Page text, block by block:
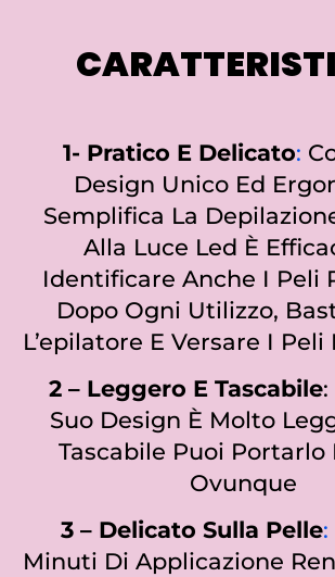
1- Pratico E Delicato:
Design Unico Ed
Semplifica La
Alla Luce Led È
Identificare Anche I Peli
Dopo Ogni Utilizzo,
L’epilatore E Versare I
2 – Leggero E Tascabile
Suo Design È Molto
Tascabile Puoi Portarlo
Ovunque
3 – Delicato Sulla Pelle:
Minuti Di Applicazione